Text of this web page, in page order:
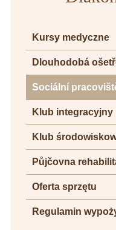
Kursy medyczne
Dlouhodobá
Sociální
Klub integracyjny
Klub
Půjčovna
Oferta sprzętu
Regulamin